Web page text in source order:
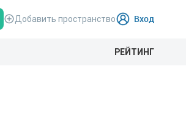
Добавить пространство Вход
РЕЙТИНГ